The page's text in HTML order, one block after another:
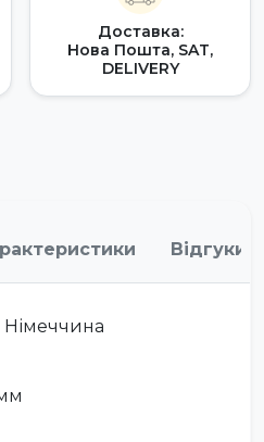
Доставка:
Нова Пошта, SAT,
DELIVERY
Відгуки
Німеччина